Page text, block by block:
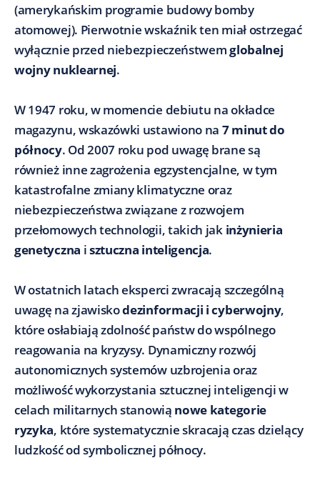
(amerykańskim programie budowy bomby
atomowej). Pierwotnie wskaźnik ten miał ostrzegać
wyłącznie przed niebezpieczeństwemglobalnej
wojny nuklearnej.
W 1947 roku, w momencie debiutu na okładce
magazynu, wskazówki ustawiono na 7 minut do
północy. Od 2007 roku pod uwagę brane są
również inne zagrożenia egzystencjalne, w tym
katastrofalne zmiany klimatyczne oraz
niebezpieczeństwa związane z rozwojem
przełomowych technologii, takich jak inżynieria
genetyczna isztuczna inteligencja.
W ostatnich latach eksperci zwracają szczególną
uwagę na zjawiskodezinformacji i cyberwojny,
które osłabiają zdolność państw do wspólnego
reagowania na kryzysy. Dynamiczny rozwój
autonomicznych systemów uzbrojenia oraz
możliwość wykorzystania sztucznej inteligencji w
celach militarnych stanowią nowe kategorie
ryzyka, które systematycznie skracają czas dzielący
ludzkość od symbolicznej północy.